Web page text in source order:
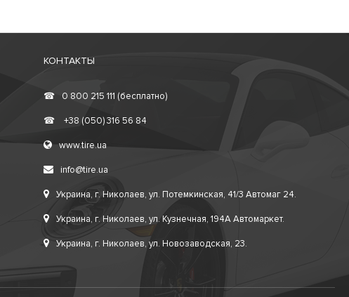
КОНТАКТЫ
☎ 0 800 215 111 (бесплатно)
☎ +38 (050) 316 56 84
www.tire.ua
info@tire.ua
Украина, г. Николаев, ул. Потемкинская, 41/3 Автомаг 24.
Украина, г. Николаев, ул. Кузнечная, 194А Автомаркет.
Украина, г. Николаев, ул. Новозаводская, 23.